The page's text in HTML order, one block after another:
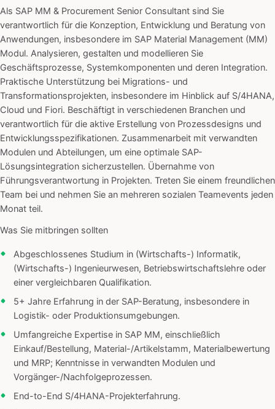
Als SAP MM & Procurement Senior Consultant sind Sie
verantwortlich für die Konzeption, Entwicklung und Beratung von
Anwendungen, insbesondere im SAP Material Management (MM)
Modul. Analysieren, gestalten und modellieren Sie
Geschäftsprozesse, Systemkomponenten und deren Integration.
Praktische Unterstützung bei Migrations- und
Transformationsprojekten, insbesondere im Hinblick auf S/4HANA,
Cloud und Fiori. Beschäftigt in verschiedenen Branchen und
verantwortlich für die aktive Erstellung von Prozessdesigns und
Entwicklungsspezifikationen. Zusammenarbeit mit verwandten
Modulen und Abteilungen, um eine optimale SAP-
Lösungsintegration sicherzustellen. Übernahme von
Führungsverantwortung in Projekten. Treten Sie einem freundlichen
Team bei und nehmen Sie an mehreren sozialen Teamevents jeden
Monat teil.
Was Sie mitbringen sollten
Abgeschlossenes Studium in (Wirtschafts-) Informatik,
(Wirtschafts-) Ingenieurwesen, Betriebswirtschaftslehre oder
einer vergleichbaren Qualifikation.
5+ Jahre Erfahrung in der SAP-Beratung, insbesondere in
Logistik- oder Produktionsumgebungen.
Umfangreiche Expertise in SAP MM, einschließlich
Einkauf/Bestellung, Material-/Artikelstamm, Materialbewertung
und MRP; Kenntnisse in verwandten Modulen und
Vorgänger-/Nachfolgeprozessen.
End-to-End S/4HANA-Projekterfahrung.